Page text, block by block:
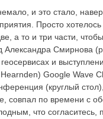
и это стало,
Просто хотелось
а то и три части,
Александра Смирнова
и
Google Wave
(круглый
совпал по времени с
что согласитесь,